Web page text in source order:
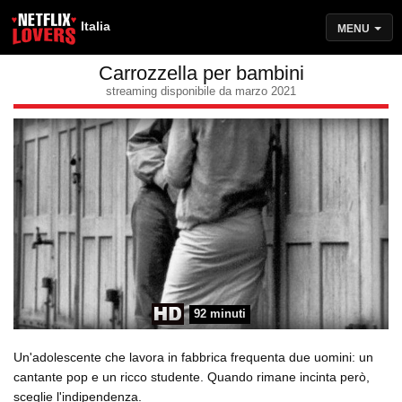
Italia MENU
Carrozzella per bambini
streaming disponibile da marzo 2021
92 minuti
Un'adolescente che lavora in fabbrica frequenta due uomini: un
cantante pop e un ricco studente. Quando rimane incinta però,
sceglie l'indipendenza.